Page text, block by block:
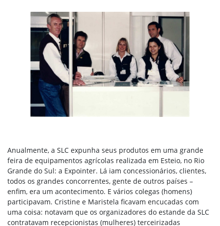
Anualmente, a SLC expunha seus produtos em uma grande
feira de equipamentos agrícolas realizada em Esteio, no Rio
Grande do Sul: a Expointer. Lá iam concessionários, clientes,
todos os grandes concorrentes, gente de outros países –
enfim, era um acontecimento. E vários colegas (homens)
participavam. Cristine e Maristela ficavam encucadas com
uma coisa: notavam que os organizadores do estande da SLC
contratavam recepcionistas (mulheres) terceirizadas